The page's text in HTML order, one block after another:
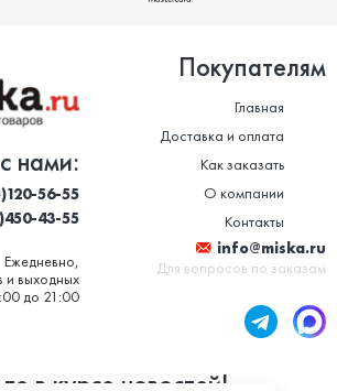
нами:
56-55
43-55
Ежедневно,
и выходных
до 21:00
Покупателям
Главная
Доставка и оплата
Как заказать
О компании
Контакты
info@miska.ru
Для вопросов по заказам
в курсе новостей!